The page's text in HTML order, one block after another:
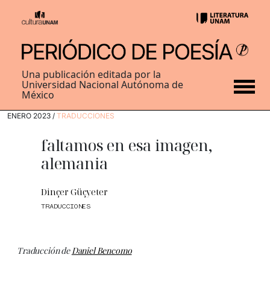
Una publicación editada por la
Universidad Nacional Autónoma de
México
ENERO 2023 / TRADUCCIONES
faltamos en esa imagen,
alemania
Dinçer Güçyeter
TRADUCCIONES
Traducción deDaniel Bencomo